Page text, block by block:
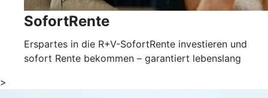
SofortRente
Erspartes in die R+V-SofortRente investieren und
sofort Rente bekommen – garantiert lebenslang
>